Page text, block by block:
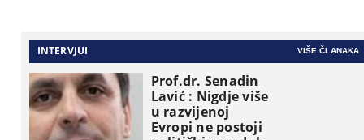
INTERVJUI VIŠE ČLANAKA
Prof.dr. Senadin
Lavić : Nigdje više
u razvijenoj
Evropi ne postoji